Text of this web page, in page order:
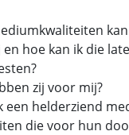
hoe kan ik die
zij voor mij?
een helderziend
die voor hun